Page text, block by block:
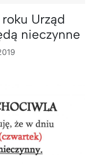
Urząd
nieczynne